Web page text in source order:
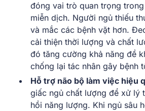
đóng vai trò quan trọng
miễn dịch. Người ngủ thiếu
và mắc các bệnh vặt hơn.
cải thiện thời lượng và chất
đó tăng cường khả năng đề
chống lại tác nhân gây bệnh
Hỗ trợ não bộ làm việc hiệu
giấc ngủ chất lượng để xử lý
hồi năng lượng. Khi ngủ sâu